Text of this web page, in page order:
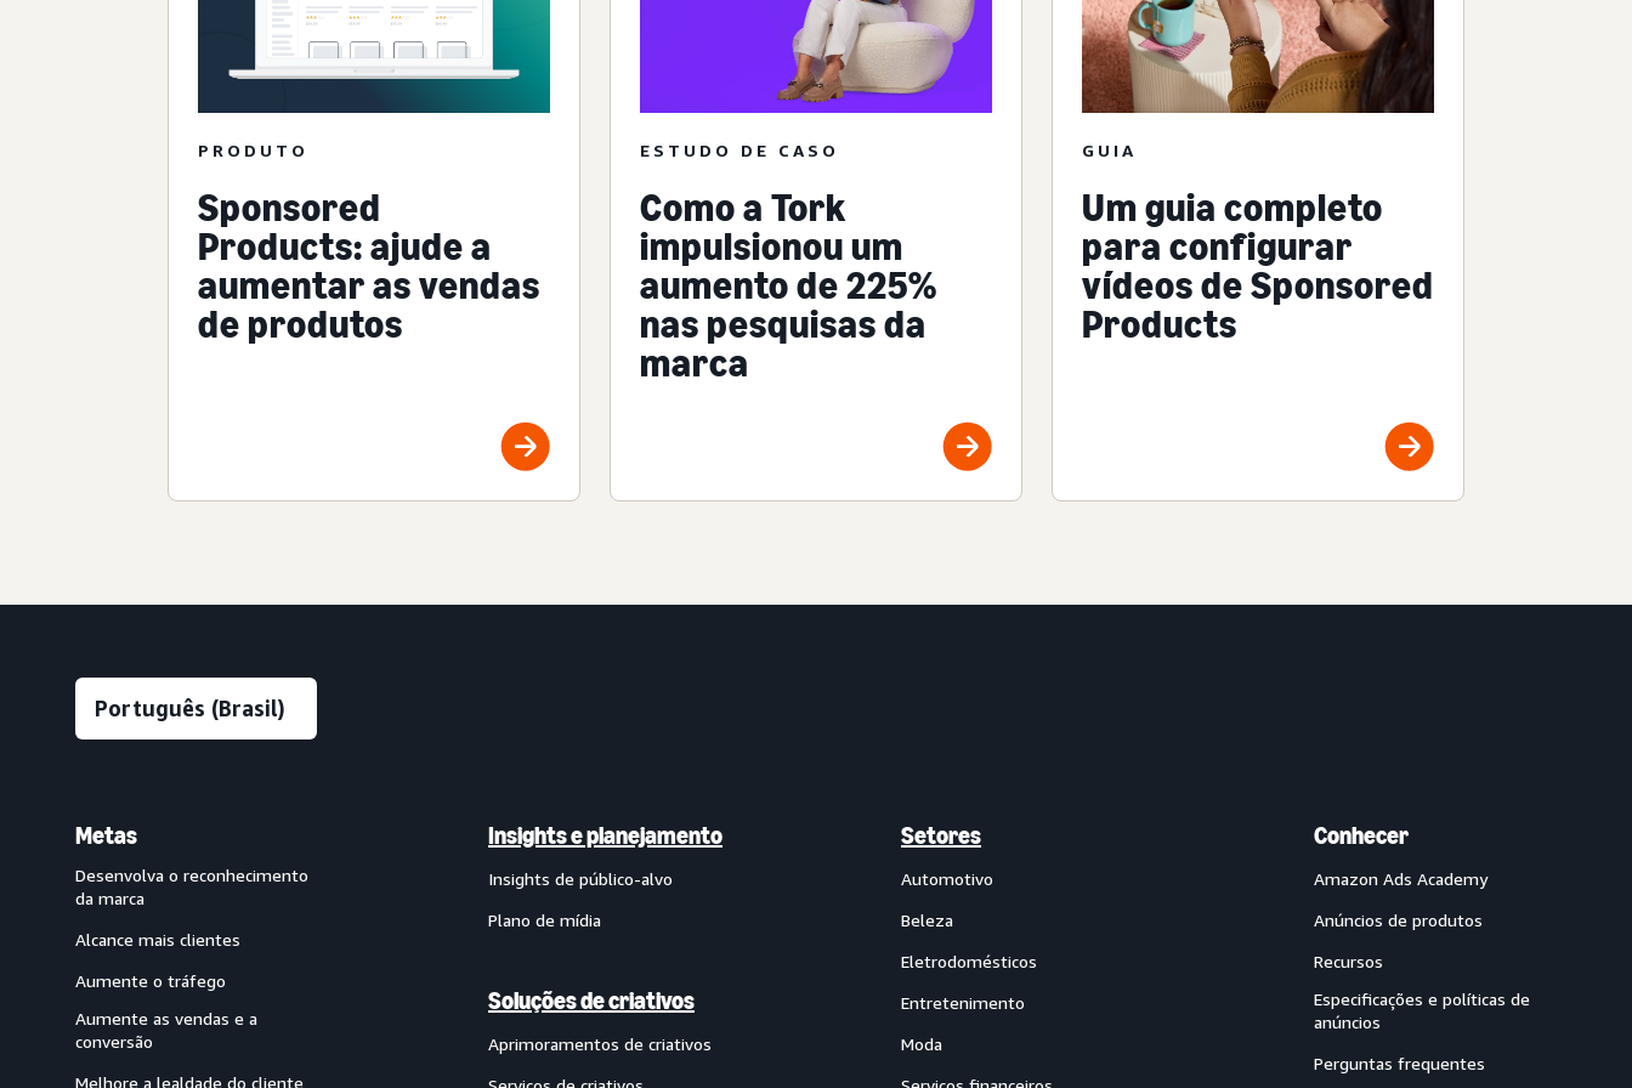
PRODUTO
Sponsored
Products: ajude a
aumentar as vendas
de produtos
ESTUDO DE CASO
Como a Tork
impulsionou um
aumento de 225%
nas pesquisas da
marca
GUIA
Um guia completo
para configurar
vídeos de Sponsored
Products
Metas
Desenvolva o reconhecimento
da marca
Alcance mais clientes
Aumente o tráfego
Aumente as vendas e a
conversão
Melhore a lealdade do cliente
Insights e planejamento
Insights de público-alvo
Plano de mídia
Soluções de criativos
Aprimoramentos de criativos
Setores
Automotivo
Beleza
Eletrodomésticos
Entretenimento
Moda
Conhecer
Amazon Ads Academy
Anúncios de produtos
Recursos
Especificações e políticas de
anúncios
Perguntas frequentes